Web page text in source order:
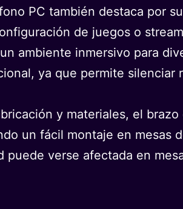
PC también destaca por
de juegos o
ambiente inmersivo para
ya que permite
y materiales, el
un fácil montaje en mesas
puede verse afectada en